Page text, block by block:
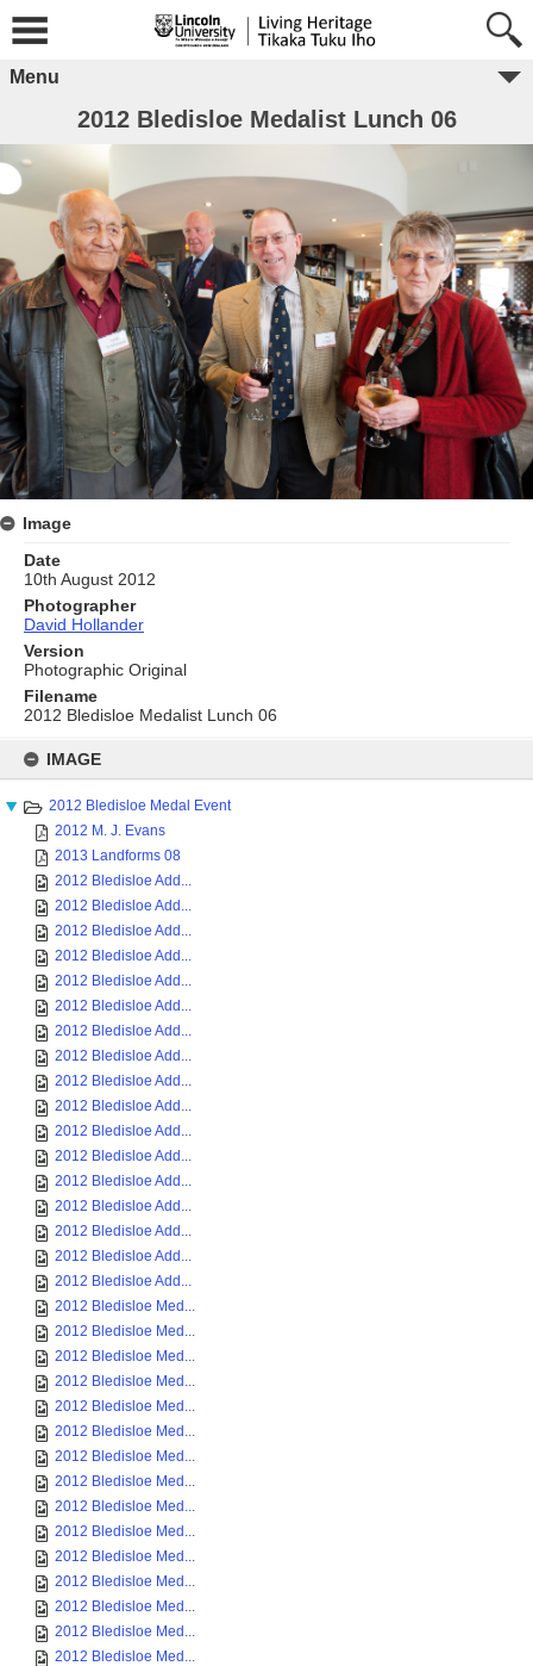
content
IMAGE
2012 Bledisloe Medal Event
2012 M. J. Evans
2013 Landforms 08
2012 Bledisloe Add...
2012 Bledisloe Add...
2012 Bledisloe Add...
2012 Bledisloe Add...
2012 Bledisloe Add...
2012 Bledisloe Add...
2012 Bledisloe Add...
2012 Bledisloe Add...
2012 Bledisloe Add...
2012 Bledisloe Add...
2012 Bledisloe Add...
2012 Bledisloe Add...
2012 Bledisloe Add...
2012 Bledisloe Add...
2012 Bledisloe Add...
2012 Bledisloe Add...
2012 Bledisloe Add...
2012 Bledisloe Med...
2012 Bledisloe Med...
2012 Bledisloe Med...
2012 Bledisloe Med...
2012 Bledisloe Med...
2012 Bledisloe Med...
2012 Bledisloe Med...
2012 Bledisloe Med...
2012 Bledisloe Med...
2012 Bledisloe Med...
2012 Bledisloe Med...
2012 Bledisloe Med...
2012 Bledisloe Med...
2012 Bledisloe Med...
2012 Bledisloe Med...
Menu
2012 Bledisloe Medalist Lunch 06
Image
Date
10th August 2012
Photographer
David Hollander
Version
Photographic Original
Filename
2012 Bledisloe Medalist Lunch 06